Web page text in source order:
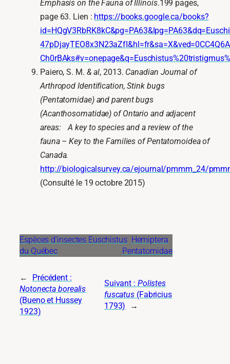
Emphasis on the Fauna of Illinois.199 pages,
page 63. Lien : https://books.google.ca/books?
Paiero, S. M. & al, 2013. Canadian Journal of
Arthropod Identification,Stink bugs
(Pentatomidae) and parent bugs
(Acanthosomatidae) of Ontario and adjacent
areas: A key to species and a review of the
fauna – Key to the Families of Pentatomoidea of
Canada.
http://biologicalsurvey.ca/ejournal/pmmm_24/
(Consulté le 19 octobre 2015)
Espèces d’insectes
du Québec
Euschistus Hemiptera
Pentatomidae
←
Précédent :
Notonecta borealis
(Bueno et Hussey
1923)
Suivant : Polistes
fuscatus (Fabricius
1793)
→